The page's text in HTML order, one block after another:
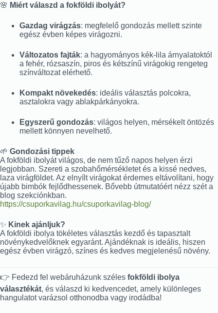
🌸 Miért válaszd a fokföldi ibolyát?
Gazdag virágzás: megfelelő gondozás mellett szinte
egész évben képes virágozni.
Változatos fajták: a hagyományos kék-lila árnyalatoktól
a fehér, rózsaszín, piros és kétszínű virágokig rengeteg
színváltozat elérhető.
Kompakt növekedés: ideális választás polcokra,
asztalokra vagy ablakpárkányokra.
Egyszerű gondozás: világos helyen, mérsékelt öntözés
mellett könnyen nevelhető.
🌱 Gondozási tippek
A fokföldi ibolyát világos, de nem tűző napos helyen érzi
legjobban. Szereti a szobahőmérsékletet és a kissé nedves,
laza virágföldet. Az elnyílt virágokat érdemes eltávolítani, hogy
újabb bimbók fejlődhessenek. Bővebb útmutatóért nézz szét a
blog szekciónkban.
https://csuporkavilag.hu/csuporkavilag-blog/
✨ Kinek ajánljuk?
A fokföldi ibolya tökéletes választás kezdő és tapasztalt
növénykedvelőknek egyaránt. Ajándéknak is ideális, hiszen
egész évben virágzó, színes és kedves megjelenésű növény.
👉 Fedezd fel webáruházunk széles fokföldi ibolya
választékát, és válaszd ki kedvencedet, amely különleges
hangulatot varázsol otthonodba vagy irodádba!